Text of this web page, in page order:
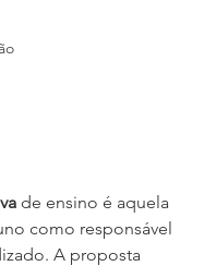
de ensino é aquela
como responsável
A proposta